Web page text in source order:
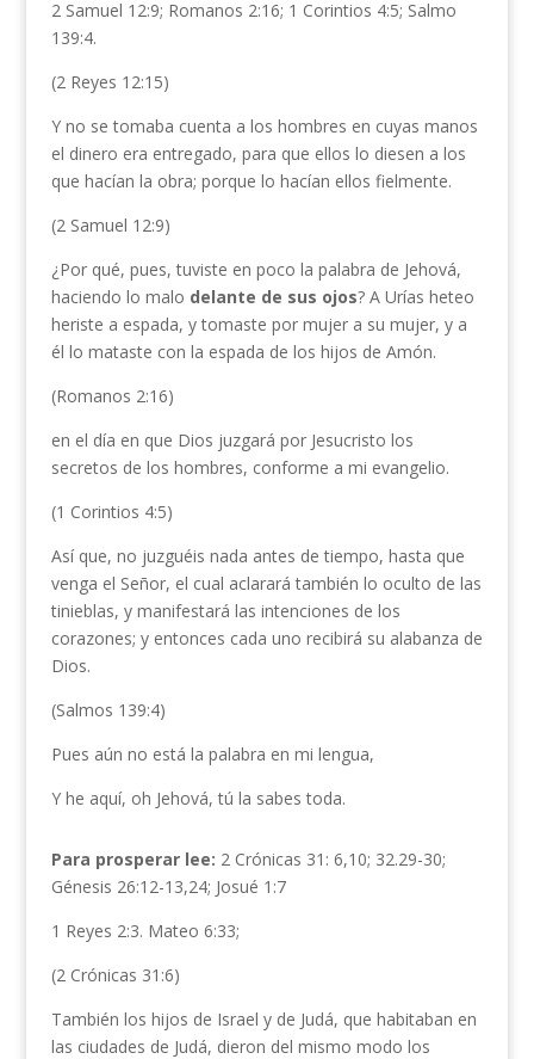
2 Samuel 12:9; Romanos 2:16; 1 Corintios 4:5; Salmo
139:4.
(2 Reyes 12:15)
Y no se tomaba cuenta a los hombres en cuyas manos
el dinero era entregado, para que ellos lo diesen a los
que hacían la obra; porque lo hacían ellos fielmente.
(2 Samuel 12:9)
¿Por qué, pues, tuviste en poco la palabra de Jehová,
haciendo lo malo delante de sus ojos? A Urías heteo
heriste a espada, y tomaste por mujer a su mujer, y a
él lo mataste con la espada de los hijos de Amón.
(Romanos 2:16)
en el día en que Dios juzgará por Jesucristo los
secretos de los hombres, conforme a mi evangelio.
(1 Corintios 4:5)
Así que, no juzguéis nada antes de tiempo, hasta que
venga el Señor, el cual aclarará también lo oculto de las
tinieblas, y manifestará las intenciones de los
corazones; y entonces cada uno recibirá su alabanza de
Dios.
(Salmos 139:4)
Pues aún no está la palabra en mi lengua,
Y he aquí, oh Jehová, tú la sabes toda.
Para prosperar lee: 2 Crónicas 31: 6,10; 32.29-30;
Génesis 26:12-13,24; Josué 1:7
1 Reyes 2:3. Mateo 6:33;
(2 Crónicas 31:6)
También los hijos de Israel y de Judá, que habitaban en
las ciudades de Judá, dieron del mismo modo los